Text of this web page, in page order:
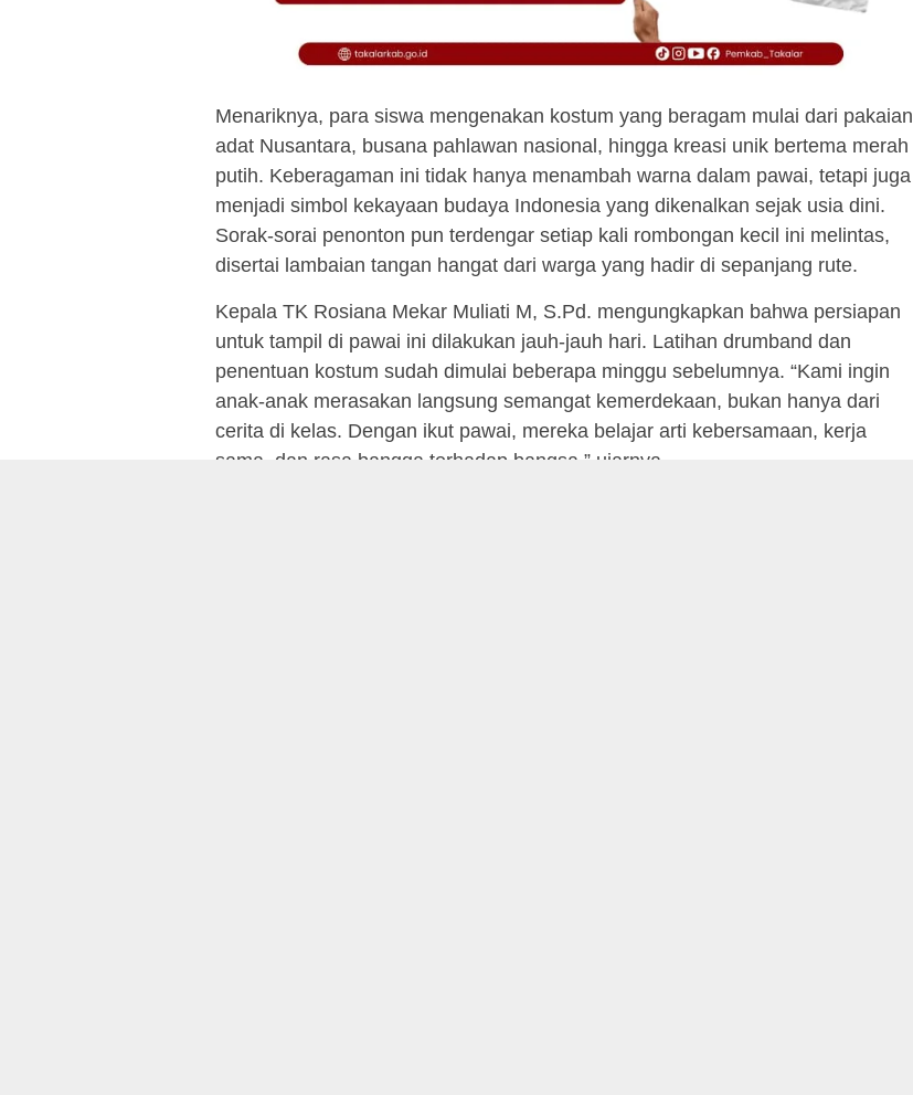
Menariknya, para siswa mengenakan kostum yang beragam mulai dari pakaian
adat Nusantara, busana pahlawan nasional, hingga kreasi unik bertema merah
putih. Keberagaman ini tidak hanya menambah warna dalam pawai, tetapi juga
menjadi simbol kekayaan budaya Indonesia yang dikenalkan sejak usia dini.
Sorak-sorai penonton pun terdengar setiap kali rombongan kecil ini melintas,
disertai lambaian tangan hangat dari warga yang hadir di sepanjang rute.
Kepala TK Rosiana Mekar Muliati M, S.Pd. mengungkapkan bahwa persiapan
untuk tampil di pawai ini dilakukan jauh-jauh hari. Latihan drumband dan
penentuan kostum sudah dimulai beberapa minggu sebelumnya. “Kami ingin
anak-anak merasakan langsung semangat kemerdekaan, bukan hanya dari
cerita di kelas. Dengan ikut pawai, mereka belajar arti kebersamaan, kerja
sama, dan rasa bangga terhadap bangsa,” ujarnya.